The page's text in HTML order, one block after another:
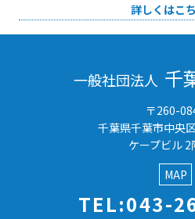
詳しくはこ
一般社団法人 千
〒260-
千葉県千葉市中央
ケープビル 2
MAP
TEL:043-